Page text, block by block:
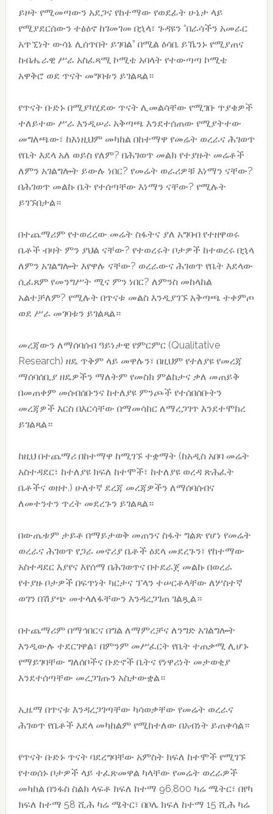
ይዞት የሚመጣውን አደጋና የከተማው የወደፊት ሁኔታ ላይ
የሚያደርሰውን ተፅዕኖ ከገመገመ በኋላ፣ ጉዳዩን “በራሳችን አመራር
አጥኚነት ውሳኔ ሊሰጥበት ይገባል” በሚል ዕሳቤ ይኼንኑ የሚያጠና
ከብሔራዊ ሥራ አስፈጻሚ ኮሚቴ አባላት የተውጣጣ ኮሚቴ
አዋቅሮ ወደ ጥናት መግባቱን ይገልጻል።
የጥናት ቡድኑ በሚያካሂደው ጥናት ሊመልሳቸው የሚገቡ ጥያቄዎች
ተለይተው ሥራ እንዲሠራ አቅጣጫ እንደተሰጠው የሚያትተው
መግለጫው፣ ከእነዚህም መካከል በከተማዋ የመሬት ወረራና ሕገወጥ
የቤት እደላ አለ ወይስ የለም? በሕገወጥ መልክ የተያዙት መሬቶች
ለምን አገልግሎት ይውሉ ነበር? የመሬት ወራሪዎቹ እነማን ናቸው?
በሕገወጥ መልኩ ቤት የተሰጣቸው እነማን ናቸው? የሚሉት
ይገኙበታል።
በተጨማሪም የተወረረው መሬት ስፋትና ያለ አግባብ የተዘዋወሩ
ቤቶች ብዛት ምን ያህል ናቸው? የተወረሩት ቦታዎች ከተወረሩ በኋላ
ለምን አገልግሎት እየዋሉ ናቸው? ወረራውና ሕገወጥ የቤት እደላው
ሲፈጸም የመንግሥት ሚና ምን ነበር? ለምንስ መከላከል
አልተቻለም? የሚሉት በጥናቱ መልስ እንዲያገኙ አቅጣጫ ተቀምጦ
ወደ ሥራ መገባቱን ይገልጻል።
መረጃውን ለማሰባሰብ ዓይነታዊ የምርምር (Qualitative
Research) ዘዴ ጥቅም ላይ መዋሉን፣ በዚህም የተለያዩ የመረጃ
ማሰባሰቢያ ዘዴዎችን ማለትም የመስክ ምልከታና ቃለ መጠይቅ
በመጠቀም መሰብሰቡንና ከተለያዩ ምንጮች የተሰበሰቡትን
መረጃዎች እርስ በእርሳቸው በማመሳከር ለማረጋገጥ እንደተሞከረ
ይገልጻል።
ከዚህ በተጨማሪ በከተማዋ ከሚገኙ ተቋማት (ከአዲስ አበባ መሬት
አስተዳደር፣ ከተለያዩ ክፍለ ከተሞች፣ ከተለያዩ ወረዳ ጽሕፈት
ቤቶችና ወዘተ.) ሁለተኛ ደረጃ መረጃዎችን ለማሰባሰብና
ለመተንተን ጥረት መደረጉን ይገልጻል።
በውጤቱም ታይቶ በማይታወቅ መጠንና ስፋት ግልጽ የሆነ የመሬት
ወረራና ሕገወጥ የጋራ መኖሪያ ቤቶች ዕደላ መደረጉን፣ የከተማው
አስተዳደር እያየና እየሰማ በሕገወጥና በተደራጀ መልኩ በወረራ
የተያዙ ቦታዎች በፍጥነት ካርታና ፕላን ተሠርቶላቸው ለሦስተኛ
ወገን በሽያጭ መተላለፋቸውን እንዳረጋገጠ ገልጿል።
በተጨማሪም በማኅበርና በግል ለማምረቻና ለንግድ አገልግሎት
እንዲውሉ ተደርገዋል፣ በምንም መሥፈርት የቤት ተጠቃሚ ሊሆኑ
የማይገባቸው ግለሰቦችና ቡድኖች ቤትና የነዋሪነት መታወቂያ
እንደተሰጣቸው መረጋገጡን አስታውቋል።
ኢዜማ በጥናቱ እንዳረጋገጣቸው ካሳወቃቸው የመሬት ወረራና
ሕገወጥ የቤቶች እደላ መካከልም የሚከተለው በአብነት ይጠቀሳል።
የጥናት ቡድኑ ጥናት ባደረግባቸው አምስት ክፍለ ከተሞች የሚገኙ
የተወሰኑ ቦታዎች ላይ ተፈጽመዋል ካላቸው የመሬት ወረራዎች
መካከል በንፋስ ስልክ ላፍቶ ክፍለ ከተማ 96,800 ካሬ ሜትር፣ በየካ
ክፍለ ከተማ 58 ሺሕ ካሬ ሜትር፣ በቦሌ ክፍለ ከተማ 15 ሺሕ ካሬ